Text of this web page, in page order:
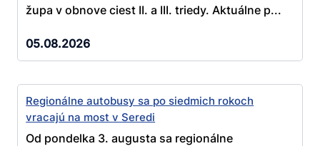
župa v obnove ciest II. a III. triedy. Aktuálne p...
05.08.2026
Regionálne autobusy sa po siedmich rokoch
vracajú na most v Seredi
Od pondelka 3. augusta sa regionálne